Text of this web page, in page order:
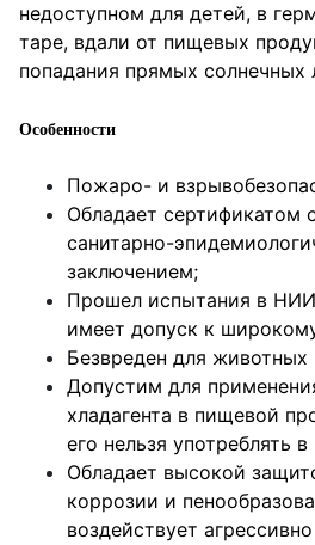
недоступном для детей, в
таре, вдали от пищевых
попадания прямых солнечных
Особенности
Пожаро- и
Обладает сертификатом
санитарно-
заключением;
Прошел испытания в
имеет допуск к
Безвреден для
Допустим для
хладагента в пищевой
его нельзя употреблять
Обладает высокой
коррозии и
воздействует